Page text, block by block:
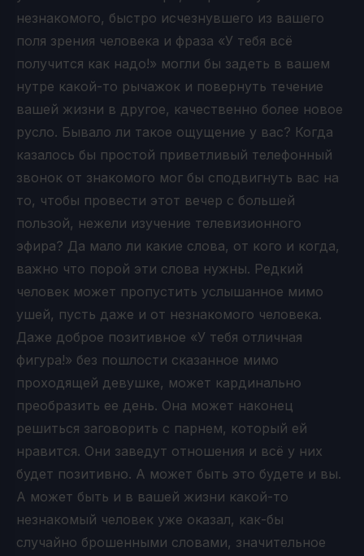
незнакомого, быстро исчезнувшего из вашего
поля зрения человека и фраза «У тебя всё
получится как надо!» могли бы задеть в вашем
нутре какой-то рычажок и повернуть течение
вашей жизни в другое, качественно более новое
русло. Бывало ли такое ощущение у вас? Когда
казалось бы простой приветливый телефонный
звонок от знакомого мог бы сподвигнуть вас на
то, чтобы провести этот вечер с большей
пользой, нежели изучение телевизионного
эфира? Да мало ли какие слова, от кого и когда,
важно что порой эти слова нужны. Редкий
человек может пропустить услышанное мимо
ушей, пусть даже и от незнакомого человека.
Даже доброе позитивное «У тебя отличная
фигура!» без пошлости сказанное мимо
проходящей девушке, может кардинально
преобразить ее день. Она может наконец
решиться заговорить с парнем, который ей
нравится. Они заведут отношения и всё у них
будет позитивно. А может быть это будете и вы.
А может быть и в вашей жизни какой-то
незнакомый человек уже оказал, как-бы
случайно брошенными словами, значительное